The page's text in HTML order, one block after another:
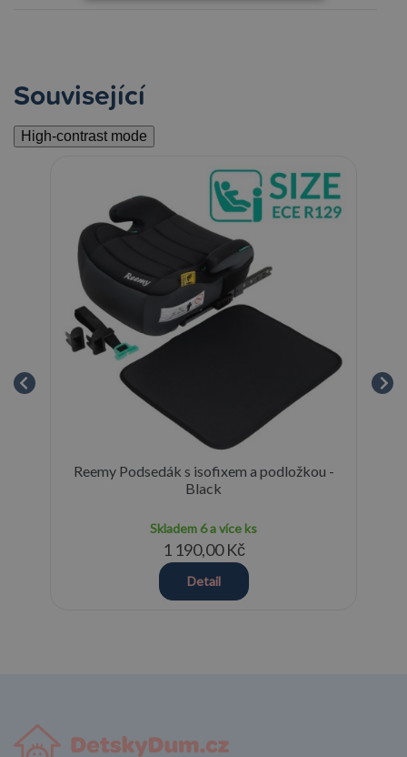
Související
High-contrast mode
Reemy Podsedák s isofixem a podložkou -
Black
Skladem 6 a více ks
1 190,00 Kč
Detail